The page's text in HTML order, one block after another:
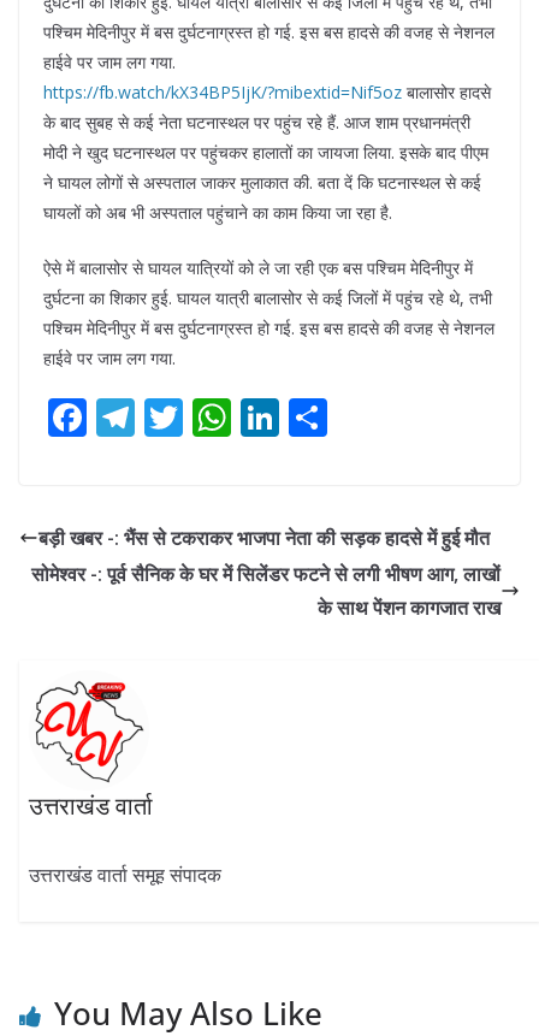
पश्चिम मेदिनीपुर में बस दुर्घटनाग्रस्त हो गई. इस बस हादसे की वजह से नेशनल
हाईवे पर जाम लग गया.
https://fb.watch/kX34BP5IjK/?mibextid=Nif5oz बालासोर हादसे
के बाद सुबह से कई नेता घटनास्थल पर पहुंच रहे हैं. आज शाम प्रधानमंत्री
मोदी ने खुद घटनास्थल पर पहुंचकर हालातों का जायजा लिया. इसके बाद पीएम
ने घायल लोगों से अस्पताल जाकर मुलाकात की. बता दें कि घटनास्थल से कई
घायलों को अब भी अस्पताल पहुंचाने का काम किया जा रहा है.
ऐसे में बालासोर से घायल यात्रियों को ले जा रही एक बस पश्चिम मेदिनीपुर में
दुर्घटना का शिकार हुई. घायल यात्री बालासोर से कई जिलों में पहुंच रहे थे, तभी
पश्चिम मेदिनीपुर में बस दुर्घटनाग्रस्त हो गई. इस बस हादसे की वजह से नेशनल
हाईवे पर जाम लग गया.
F
b
o
T
gr
a
T
er
W
s
A
Li
e
dI
e
बड़ी खबर -: भैंस से टकराकर भाजपा नेता की सड़क हादसे में हुई मौत
सोमेश्वर -: पूर्व सैनिक के घर में सिलेंडर फटने से लगी भीषण आग, लाखों
के साथ पेंशन कागजात राख
उत्तराखंड वार्ता
उत्तराखंड वार्ता समूह संपादक
You May Also Like